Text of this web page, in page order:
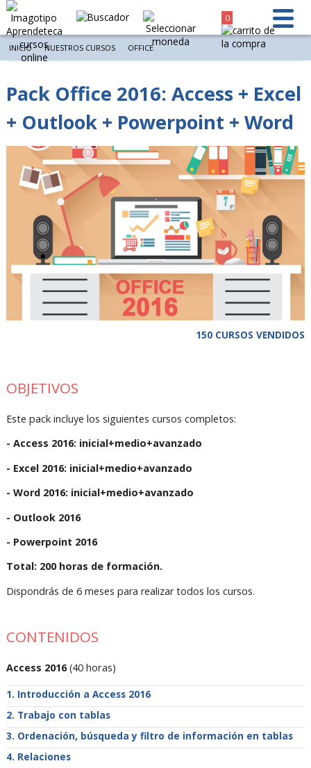
0
INICIO NUESTROS CURSOS OFFICE
Pack Office 2016: Access + Excel
+ Outlook + Powerpoint + Word
150 CURSOS VENDIDOS
OBJETIVOS
Este pack incluye los siguientes cursos completos:
- Access 2016: inicial+medio+avanzado
- Excel 2016: inicial+medio+avanzado
- Word 2016: inicial+medio+avanzado
- Outlook 2016
- Powerpoint 2016
Total: 200 horas de formación.
Dispondrás de 6 meses para realizar todos los cursos.
CONTENIDOS
Access 2016(40 horas)
Introducción a Access 2016
Trabajo con tablas
Ordenación, búsqueda y filtro de información en tablas
Relaciones